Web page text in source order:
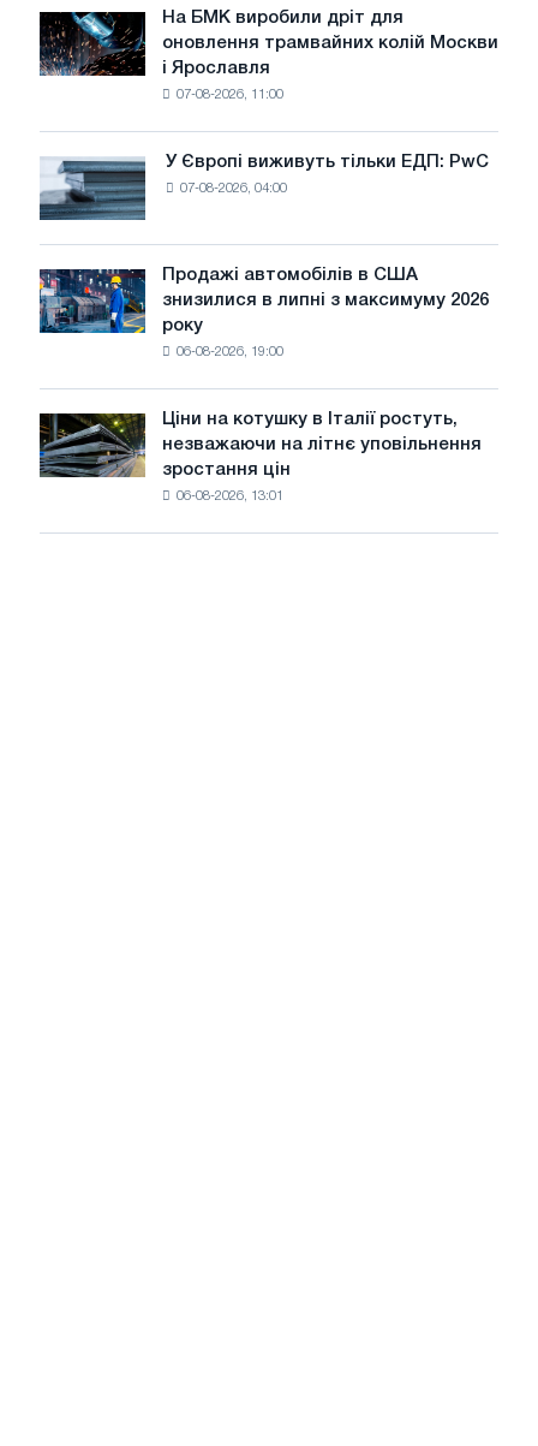
липні
На
БМК
виробили
трамвайних
колій
Москви
і
Ярославля
На БМК виробили дріт для
оновлення трамвайних колій Москви
і Ярославля
07-08-2026, 11:00
Європі
виживуть
тільки
ЕДП:
PwC
У Європі виживуть тільки ЕДП: PwC
07-08-2026, 04:00
Продажі
автомобілів
в
липні
з
максимуму
року
Продажі автомобілів в США
знизилися в липні з максимуму 2026
року
06-08-2026, 19:00
Ціни
на
котушку
Ціни на котушку в Італії ростуть,
незважаючи на літнє уповільнення
зростання цін
06-08-2026, 13:01